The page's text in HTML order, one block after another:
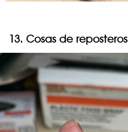
13. Cosas de reposteros